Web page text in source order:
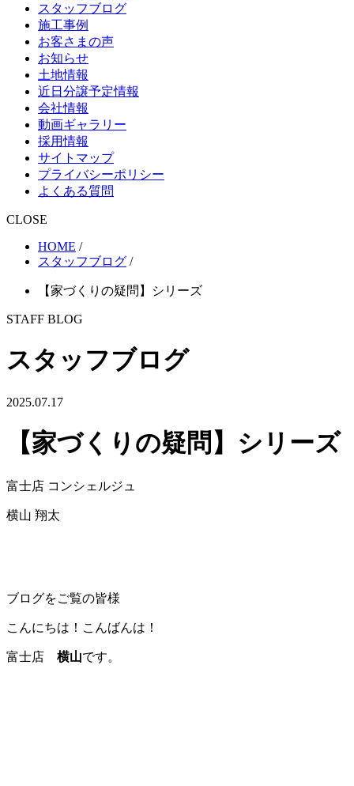
スタッフブログ
施工事例
お客さまの声
お知らせ
土地情報
近日分譲予定情報
会社情報
動画ギャラリー
採用情報
サイトマップ
プライバシーポリシー
よくある質問
CLOSE
HOME /
スタッフブログ /
【家づくりの疑問】シリーズ
STAFF BLOG
スタッフブログ
2025.07.17
【家づくりの疑問】シリーズ
富士店 コンシェルジュ
横山 翔太
ブログをご覧の皆様
こんにちは！こんばんは！
富士店 横山です。